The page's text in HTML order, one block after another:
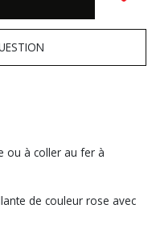
ou à coller au fer à
de couleur rose avec